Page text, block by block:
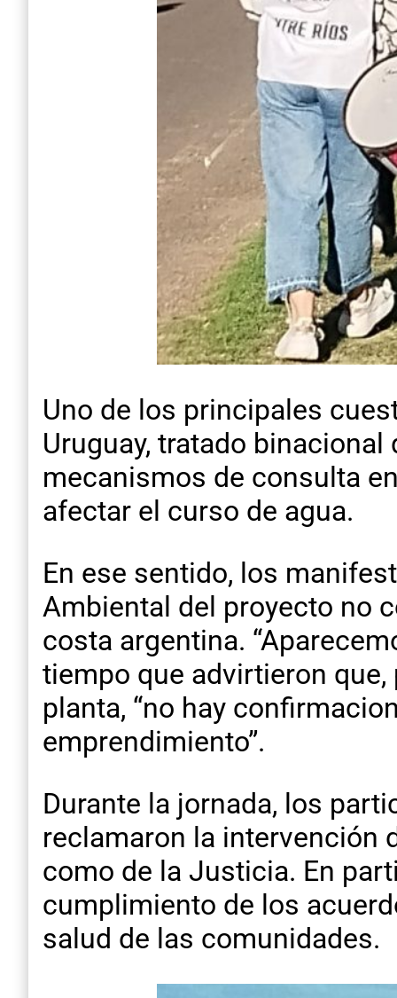
Uno de los principales
Uruguay, tratado
mecanismos de consulta
afectar el curso de agua.
En ese sentido, los
Ambiental del proyecto no
costa argentina.
tiempo que advirtieron
planta, “no hay
emprendimiento”.
Durante la jornada, los
reclamaron la intervención
como de la Justicia. En
cumplimiento de los
salud de las comunidades.